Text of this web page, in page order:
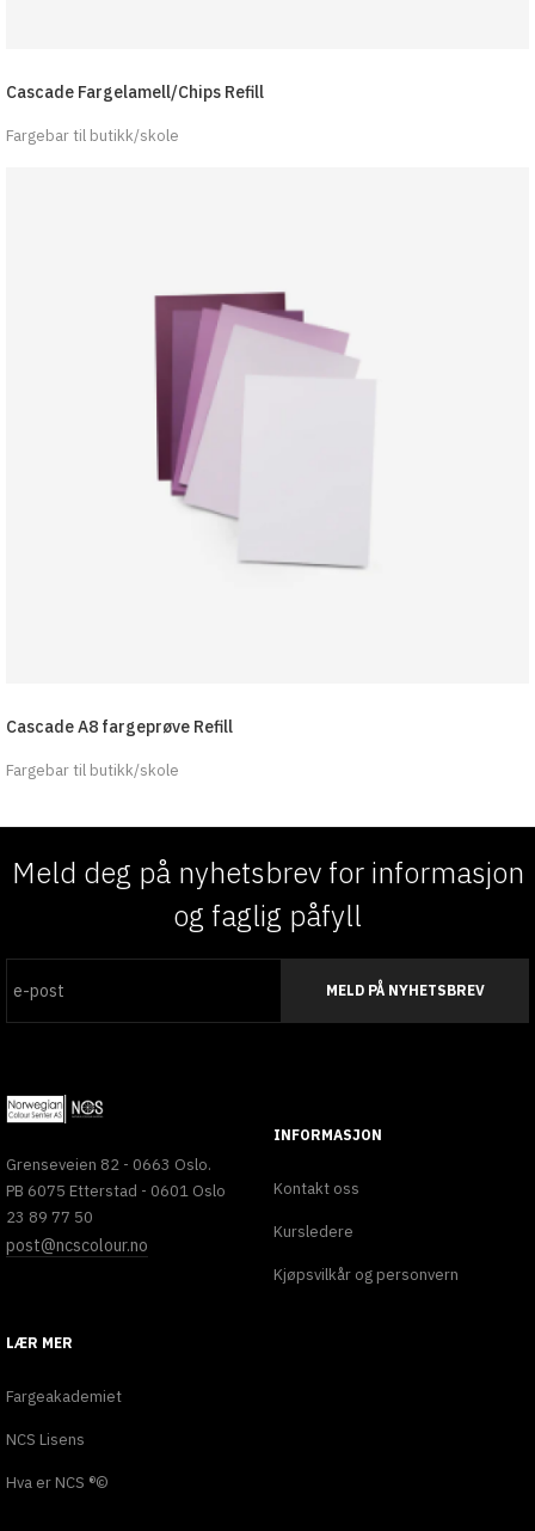
Cascade Fargelamell/Chips Refill
Fargebar til butikk/skole
Cascade A8 fargeprøve Refill
Fargebar til butikk/skole
Meld deg på nyhetsbrev for informasjon
og faglig påfyll
MELD PÅ NYHETSBREV
Grenseveien 82 - 0663 Oslo.
PB 6075 Etterstad - 0601 Oslo
23 89 77 50
post@ncscolour.no
INFORMASJON
Kontakt oss
Kursledere
Kjøpsvilkår og personvern
LÆR MER
Fargeakademiet
NCS Lisens
Hva er NCS ®©